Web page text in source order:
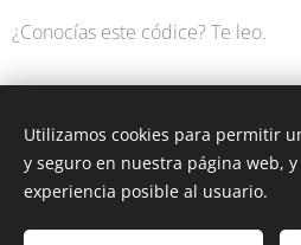
¿Conocías este códice? Te leo.
Latín y Roma © Todos los
Utilizamos cookies para permitir
y seguro en nuestra página web,
experiencia posible al usuario.